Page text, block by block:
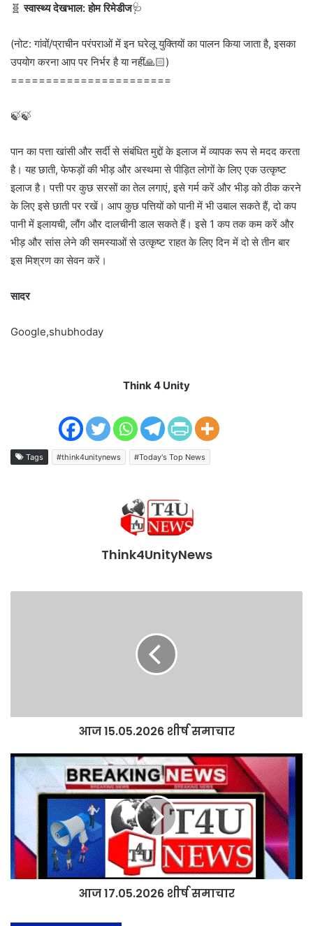
🧬स्वास्थ्य देखभाल: होम रिमेडीज🩺
(नोट: गांवों/प्राचीन परंपराओं में इन घरेलू युक्तियों का पालन किया जाता है, इसका
उपयोग करना आप पर निर्भर है या नहीं🙏🏻)
=======================
🍃🍃
पान का पत्ता खांसी और सर्दी से संबंधित मुद्दों के इलाज में व्यापक रूप से मदद करता
है। यह छाती, फेफड़ों की भीड़ और अस्थमा से पीड़ित लोगों के लिए एक उत्कृष्ट
इलाज है। पत्ती पर कुछ सरसों का तेल लगाएं, इसे गर्म करें और भीड़ को ठीक करने
के लिए इसे छाती पर रखें। आप कुछ पत्तियों को पानी में भी उबाल सकते हैं, दो कप
पानी में इलायची, लौंग और दालचीनी डाल सकते हैं। इसे 1 कप तक कम करें और
भीड़ और सांस लेने की समस्याओं से उत्कृष्ट राहत के लिए दिन में दो से तीन बार
इस मिश्रण का सेवन करें।
सादर
Google,shubhoday
Think 4 Unity
Tags #think4unitynews #Today's Top News
Think4UnityNews
आज 15.05.2026 शीर्ष समाचार
आज 17.05.2026 शीर्ष समाचार